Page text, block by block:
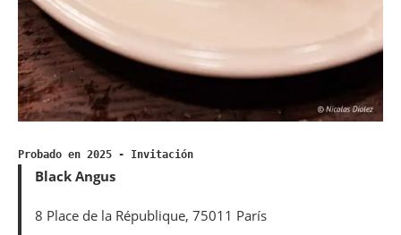
Probado en 2025 - Invitación
Black Angus
8 Place de la République, 75011 París